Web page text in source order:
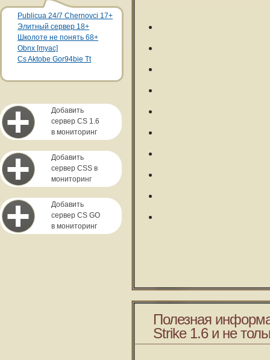
Publicua 24/7 Chernovci 17+
Элитный сервер 18+
Школоте не понять 68+
Obnx [myac]
Cs Aktobe Gor94bie Tt
Добавить
сервер CS 1.6
в мониторинг
Добавить
сервер CSS в
мониторинг
Добавить
сервер CS GO
в мониторинг
Полезная
Strike 1.6 и не